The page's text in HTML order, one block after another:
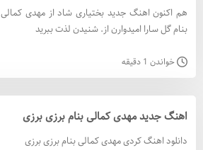
هم اکنون اهنگ جدید بختیاری شاد از مهدی کمالی
بنام گل سارا امیدوارن از. شنیدن لذت ببرید
خواندن 1 دقیقه
اهنگ جدید مهدی کمالی بنام برزی برزی
دانلود اهنگ کردی مهدی کمالی بنام برزی برزی